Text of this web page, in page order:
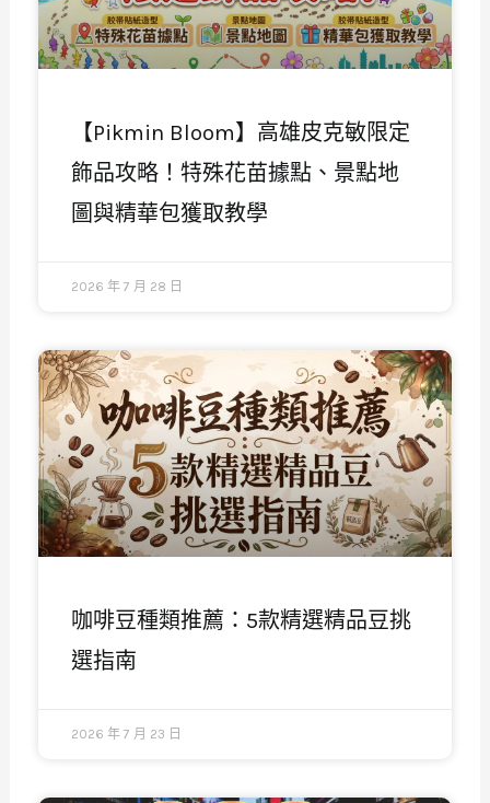
【Pikmin Bloom】高雄皮克敏限定
飾品攻略！特殊花苗據點、景點地
圖與精華包獲取教學
2026 年 7 月 28 日
咖啡豆種類推薦：5款精選精品豆挑
選指南
2026 年 7 月 23 日